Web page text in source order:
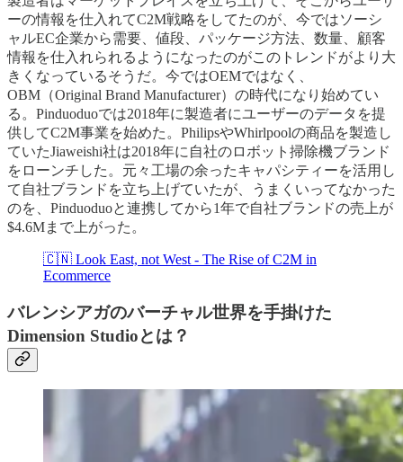
ーの情報を仕入れてC2M戦略をしてたのが、今ではソーシ
ャルEC企業から需要、値段、パッケージ方法、数量、顧客
情報を仕入れられるようになったのがこのトレンドがより大
きくなっているそうだ。今ではOEMではなく、
OBM（Original Brand Manufacturer）の時代になり始めてい
る。Pinduoduoでは2018年に製造者にユーザーのデータを提
供してC2M事業を始めた。PhilipsやWhirlpoolの商品を製造し
ていたJiaweishi社は2018年に自社のロボット掃除機ブランド
をローンチした。元々工場の余ったキャパシティーを活用し
て自社ブランドを立ち上げていたが、うまくいってなかった
のを、Pinduoduoと連携してから1年で自社ブランドの売上が
$4.6Mまで上がった。
🇨🇳 Look East, not West - The Rise of C2M in
Ecommerce
バレンシアガのバーチャル世界を手掛けた
Dimension Studioとは？